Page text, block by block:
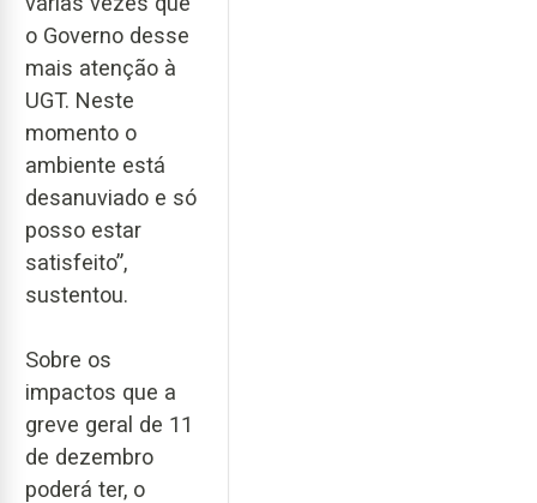
o Governo desse
mais atenção à
UGT. Neste
momento o
ambiente está
desanuviado e só
posso estar
satisfeito”,
sustentou.
Sobre os
impactos que a
greve geral de 11
de dezembro
poderá ter, o